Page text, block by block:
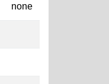
none